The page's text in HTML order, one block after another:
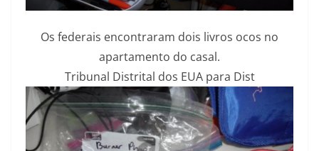
Os federais encontraram dois livros ocos no
apartamento do casal.
Tribunal Distrital dos EUA para Dist